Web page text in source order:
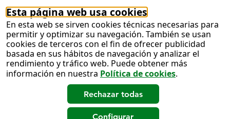
Esta página web usa cookies
En esta web se sirven cookies técnicas necesarias para
permitir y optimizar su navegación. También se usan
cookies de terceros con el fin de ofrecer publicidad
basada en sus hábitos de navegación y analizar el
rendimiento y tráfico web. Puede obtener más
información en nuestra Política de cookies.